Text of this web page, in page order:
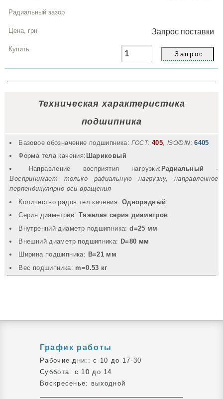
Запрос поставки
Техническая характеристика
подшипника
Базовое обозначение подшипника: ГОСТ: 405 ISO/DIN: 6405
Форма тела качения: Шариковый
Направление восприятия нагрузки: Радиальный
-
Воспринимает только радиальную нагрузку, направленное
перпендикулярно оси вращения
Количество рядов тел качения: Однорядный
Серия диаметрив: Тяжелая серия диаметров
Внутренний диаметр подшипника:d=25 мм
Внешний диаметр подшипника: D=80 мм
Ширина подшипника: B=21 мм
Вec подшипника: m=0.53 кг
График работы
Рабочие дни:: c 10 до 17-30
Суббота: c 10 до 14
Воскресенье: выходной